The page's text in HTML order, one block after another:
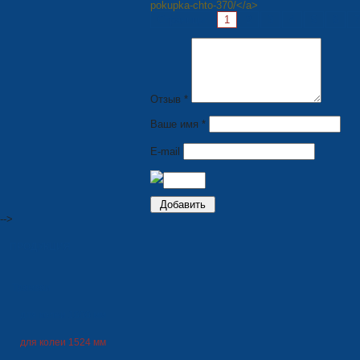
pokupka-chto-370/</a>
1
Отзыв *
Ваше имя *
E-mail
-->
для колеи 1524 мм